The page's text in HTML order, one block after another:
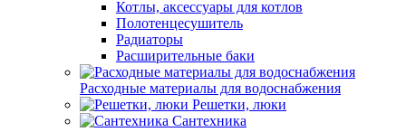
Котлы, аксессуары для котлов
Полотенцесушитель
Радиаторы
Расширительные баки
Расходные материалы для водоснабжения
Решетки, люки
Сантехника